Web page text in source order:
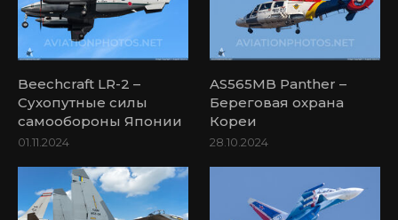
Beechcraft LR-2 –
Сухопутные силы
самообороны Японии
01.11.2024
AS565MB Panther –
Береговая охрана
Кореи
28.10.2024